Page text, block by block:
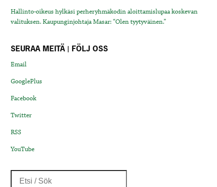
Hallinto-oikeus hylkäsi perheryhmäkodin aloittamislupaa koskevan
valituksen. Kaupunginjohtaja Masar: “Olen tyytyväinen.”
SEURAA MEITÄ | FÖLJ OSS
Email
GooglePlus
Facebook
Twitter
RSS
YouTube